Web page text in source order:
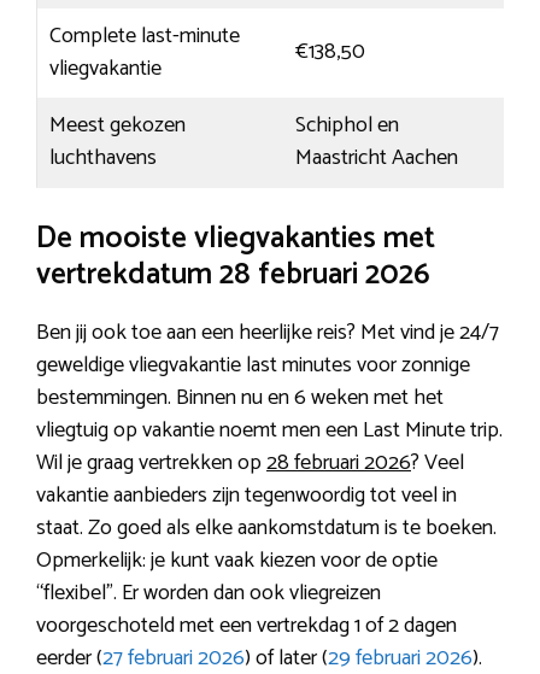
Complete last-minute
vliegvakantie
€138,50
Meest gekozen
luchthavens
Schiphol en
Maastricht Aachen
De mooiste vliegvakanties met
vertrekdatum 28 februari 2026
Ben jij ook toe aan een heerlijke reis? Met vind je 24/7
geweldige vliegvakantie last minutes voor zonnige
bestemmingen. Binnen nu en 6 weken met het
vliegtuig op vakantie noemt men een Last Minute trip.
Wil je graag vertrekken op28 februari 2026? Veel
vakantie aanbieders zijn tegenwoordig tot veel in
staat. Zo goed als elke aankomstdatum is te boeken.
Opmerkelijk: je kunt vaak kiezen voor de optie
“flexibel”. Er worden dan ook vliegreizen
voorgeschoteld met een vertrekdag 1 of 2 dagen
eerder (27 februari 2026) of later (29 februari 2026).